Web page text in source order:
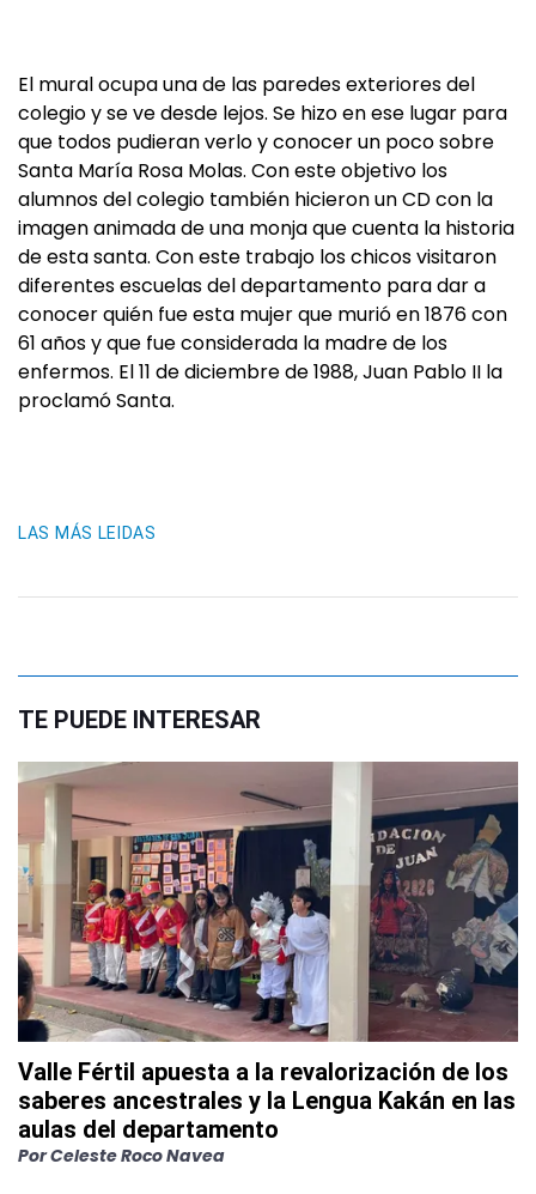
El mural ocupa una de las paredes exteriores del
colegio y se ve desde lejos. Se hizo en ese lugar para
que todos pudieran verlo y conocer un poco sobre
Santa María Rosa Molas. Con este objetivo los
alumnos del colegio también hicieron un CD con la
imagen animada de una monja que cuenta la historia
de esta santa. Con este trabajo los chicos visitaron
diferentes escuelas del departamento para dar a
conocer quién fue esta mujer que murió en 1876 con
61 años y que fue considerada la madre de los
enfermos. El 11 de diciembre de 1988, Juan Pablo II la
proclamó Santa.
LAS MÁS LEIDAS
TE PUEDE INTERESAR
Valle Fértil apuesta a la revalorización de los
saberes ancestrales y la Lengua Kakán en las
aulas del departamento
PorCeleste Roco Navea